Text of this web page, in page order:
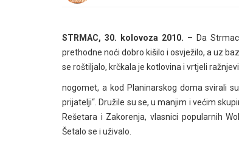
STRMAC, 30. kolovoza 2010. – Da
prethodne noći dobro kišilo i osvježilo, a uz
se roštiljalo, krčkala je kotlovina i vrtjeli
nogomet, a kod Planinarskog doma svirali
prijatelji“. Družile su se, u manjim i većim
Rešetara i Zakorenja, vlasnici popularnih
Šetalo se i uživalo.